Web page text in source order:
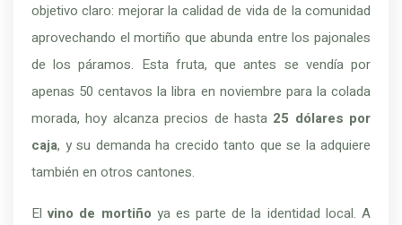
objetivo claro: mejorar la calidad de vida de la comunidad
aprovechando el mortiño que abunda entre los pajonales
de los páramos. Esta fruta, que antes se vendía por
apenas 50 centavos la libra en noviembre para la colada
morada, hoy alcanza precios de hasta 25 dólares por
caja, y su demanda ha crecido tanto que se la adquiere
también en otros cantones.
Elvino de mortiño ya es parte de la identidad local. A